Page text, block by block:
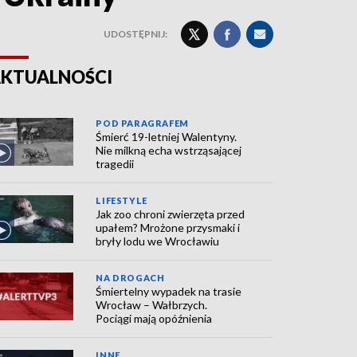
UDOSTĘPNIJ:
POD PARAGRAFEM
Śmierć 19-letniej Walentyny.
Nie milkną echa wstrząsającej
tragedii
LIFESTYLE
Jak zoo chroni zwierzęta przed
upałem? Mrożone przysmaki i
bryły lodu we Wrocławiu
NA DROGACH
Śmiertelny wypadek na trasie
Wrocław – Wałbrzych.
Pociągi mają opóźnienia